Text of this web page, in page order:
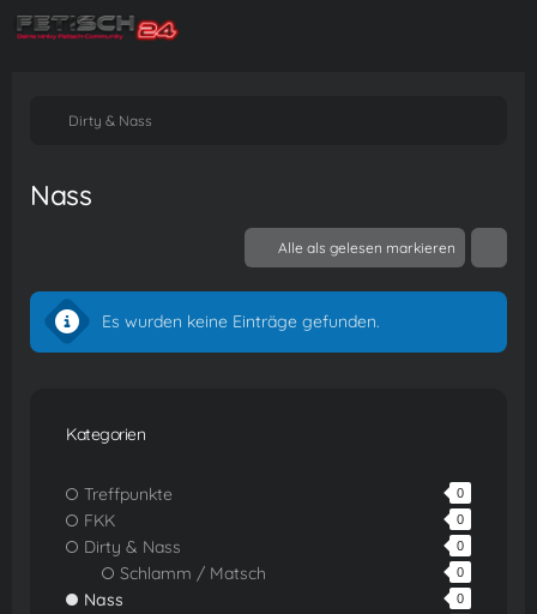
Dirty & Nass
Nass
Alle als gelesen markieren
Es wurden keine Einträge gefunden.
Kategorien
Treffpunkte 0
FKK 0
Dirty & Nass 0
Schlamm / Matsch 0
Nass 0